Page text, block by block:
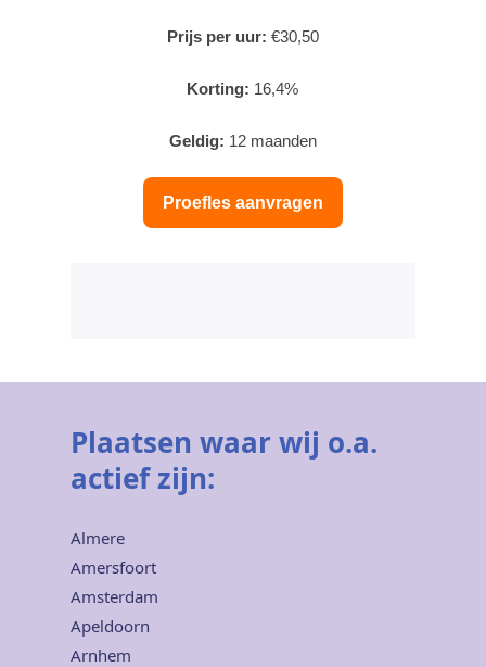
Prijs per uur: €30,50
Korting: 16,4%
Geldig: 12 maanden
Proefles aanvragen
Plaatsen waar wij o.a.
actief zijn:
Almere
Amersfoort
Amsterdam
Apeldoorn
Arnhem